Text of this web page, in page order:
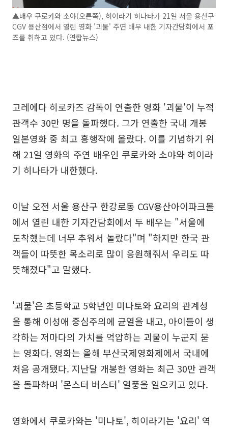
▲배우 쿠로카와 소야(오른쪽), 히이라기 히나타가 21일 서울 용산구
CGV 용산점에서 열린 영화 '괴물' 주연 배우 내한 기자간담회에서 포
즈를 취하고 있다. (연합뉴스)
고레에다 히로카즈 감독이 연출한 영화 '괴물'이 누적
관객수 30만 명을 돌파했다. 그가 연출한 국내 개봉
일본영화 중 최고 흥행작에 올랐다. 이를 기념하기 위
해 21일 영화의 주연 배우인 쿠로카와 소야와 히이라
기 히나타가 내한했다.
이날 오전 서울 용산구 한강로동 CGV용산아이파크몰
에서 열린 내한 기자간담회에서 두 배우는 "서울에
도착했는데 너무 추워서 놀랐다"며 "하지만 한국 관
객들이 따뜻한 목소리로 많이 응원해줘서 우리도 따
뜻해졌다"고 말했다.
'괴물'은 초등학교 5학년인 미나토와 요리의 관계성
을 통해 이성애 중심주의에 균열을 내고, 아이들이 생
각하는 저마다의 가치를 억압하는 괴물이 누군지 묻
는 영화다. 영화는 올해 부산국제영화제에서 국내에
처음 공개됐다. 지난달 개봉한 영화는 최근 30만 관객
을 돌파하며 '몬스터 버스터' 열풍을 일으키고 있다.
영화에서 쿠로카와는 '미나토', 히이라기는 '요리' 역